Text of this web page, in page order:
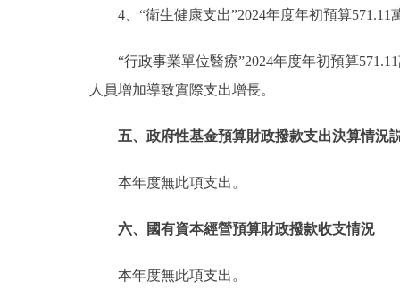
4、“衛生健康支出”2024年度年初預算
“行政事業單位醫療”2024年度年初預算
人員增加導致實際支出增長。
五、政府性基金預算財政撥款支出決算情況
本年度無此項支出。
六、國有資本經營預算財政撥款收支情況
本年度無此項支出。